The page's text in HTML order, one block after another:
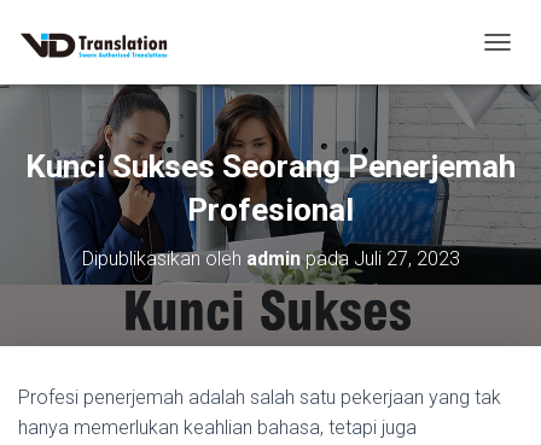
O
G
L
E
V
G
Kunci Sukses Seorang Penerjemah
Profesional
Dipublikasikan oleh adminpada Juli 27, 2023
Profesi penerjemah adalah salah satu pekerjaan yang tak
hanya memerlukan keahlian bahasa, tetapi juga